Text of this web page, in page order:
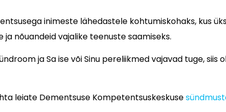
inimeste lähedastele kohtumiskohaks, kus
nõuandeid vajalike teenuste saamiseks.
ja Sa ise või Sinu pereliikmed vajavad tuge,
leiate Dementsuse Kompetentsuskeskuse